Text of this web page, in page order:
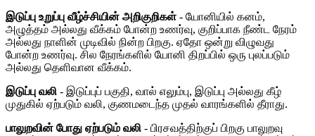
இடுப்பு உறுப்பு வீழ்ச்சியின் அறிகுறிகள் - யோனியில் கனம்,
அழுத்தம் அல்லது வீக்கம் போன்ற உணர்வு, குறிப்பாக நீண்ட நேரம்
அல்லது நாளின் முடிவில் நின்ற பிறகு. ஏதோ ஒன்று விழுவது
போன்ற உணர்வு. சில நேரங்களில் யோனி திறப்பில் ஒரு புலப்படும்
அல்லது தெளிவான வீக்கம்.
இடுப்பு வலி - இடுப்புப் பகுதி, வால் எலும்பு, இடுப்பு அல்லது கீழ்
முதுகில் ஏற்படும் வலி, குணமடைந்த முதல் வாரங்களில் தீராது.
பாலுறவின் போது ஏற்படும் வலி - பிரசவத்திற்குப் பிறகு பாலுறவு